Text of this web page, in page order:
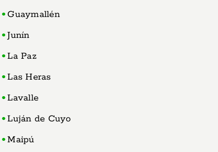
Guaymallén
Junín
La Paz
Las Heras
Lavalle
Luján de Cuyo
Maipú